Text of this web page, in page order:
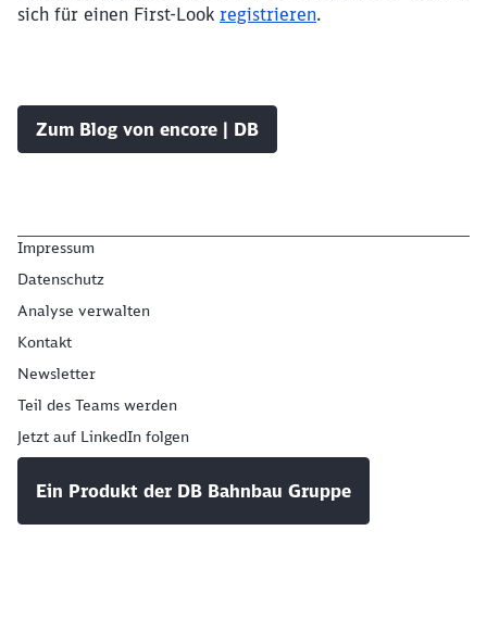
sich für einen First-Look registrieren.
Zum Blog von encore | DB
Impressum
Datenschutz
Analyse verwalten
Kontakt
Newsletter
Teil des Teams werden
Jetzt auf LinkedIn folgen
Ein Produkt der DB Bahnbau Gruppe